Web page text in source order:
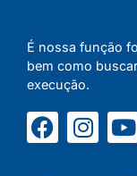
É nossa função
bem como
execução.